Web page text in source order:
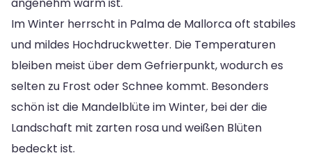
Im Winter herrscht in Palma de Mallorca oft stabiles
und mildes Hochdruckwetter. Die Temperaturen
bleiben meist über dem Gefrierpunkt, wodurch es
selten zu Frost oder Schnee kommt. Besonders
schön ist die Mandelblüte im Winter, bei der die
Landschaft mit zarten rosa und weißen Blüten
bedeckt ist.